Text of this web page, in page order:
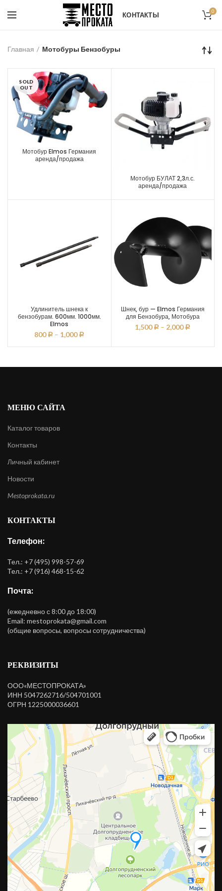
КОНТАКТЫ 0
Главная Мотобуры Бензобуры
SOLD
OUT
Мотобур Elmos Германия
аренда/продажа
Мотобур БУЛАТ 2,3л.с.
аренда/продажа
Удлинитель шнека к
бензобурам. 600мм. 1000мм.
Elmos
800 Р – 1,000 Р
Шнек, бур — Elmos Германия
для Бензобура, Мотобура
1,500 Р – 2,000 Р
МЕНЮ САЙТА
Каталог товаров
Контакты
Личный кабинет
Новости
Mestoprokata.ru
КОНТАКТЫ
Телефон:
Тел.: +7 (495) 998-57-69
Тел.: +7 (916) 468-15-62
Почта:
(ежедневно с 8:00 до 18:00)
Email: mestoprokata@gmail.com
(общие вопросы, вопросы сотрудничества)
РЕКВИЗИТЫ
ООО«МЕСТОПРОКАТА»
ИНН 5047262716/504701001
ОГРН 1225000036601